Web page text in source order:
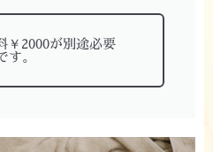
￥2000が別途必要
す。